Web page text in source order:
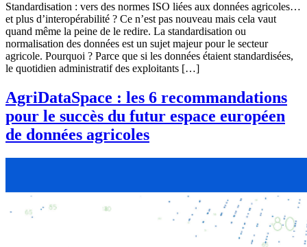
Standardisation : vers des normes ISO liées aux données agricoles…
et plus d’interopérabilité ? Ce n’est pas nouveau mais cela vaut
quand même la peine de le redire. La standardisation ou
normalisation des données est un sujet majeur pour le secteur
agricole. Pourquoi ? Parce que si les données étaient standardisées,
le quotidien administratif des exploitants […]
AgriDataSpace : les 6 recommandations
pour le succès du futur espace européen
de données agricoles